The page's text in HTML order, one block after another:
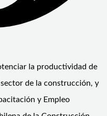
la productividad de
de la construcción, y
y Empleo